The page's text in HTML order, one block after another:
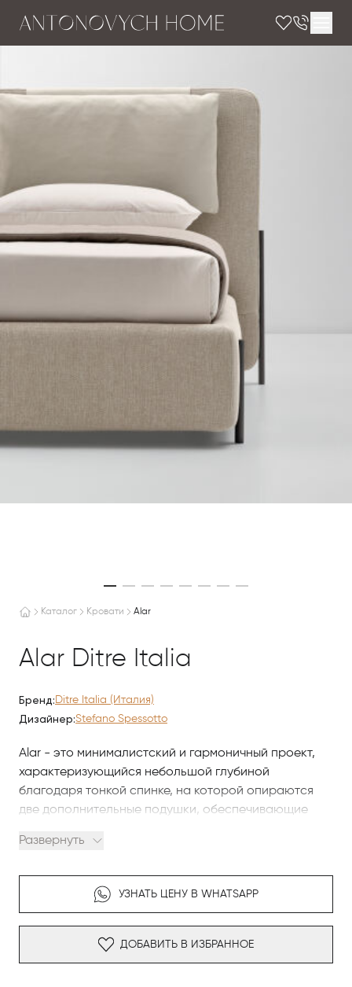
Каталог Кровати Alar
Alar Ditre Italia
Бренд: Ditre Italia (Италия)
Дизайнер:Stefano Spessotto
Alar - это минималистский и гармоничный проект,
характеризующийся небольшой глубиной
благодаря тонкой спинке, на которой опираются
две дополнительные подушки, обеспечивающие
видимыми ножками тонкой цилиндрической формы ,
Alar может быть выбрана в двух вариантах высоты
каркаса, для подчеркивания её прочности или
лёгкости.
Дизайн: Stefano Spessotto. Модель доступна для
Развернуть
УЗНАТЬ ЦЕНУ В WHATSAPP
ДОБАВИТЬ В ИЗБРАННОЕ